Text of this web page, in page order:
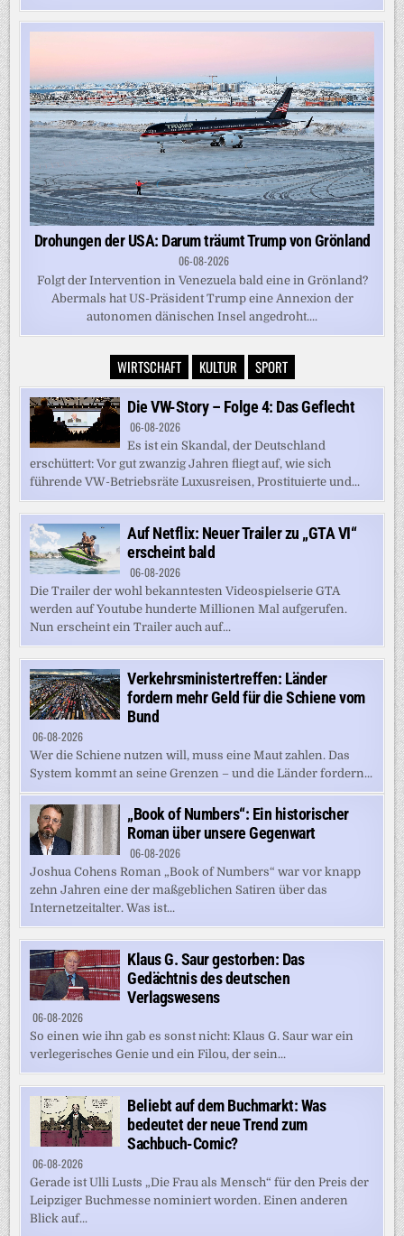
Drohungen der USA: Darum träumt Trump von Grönland
06-08-2026
Folgt der Intervention in Venezuela bald eine in Grönland?
Abermals hat US-Präsident Trump eine Annexion der
autonomen dänischen Insel angedroht....
WIRTSCHAFT KULTUR SPORT
Die VW-Story – Folge 4: Das Geflecht
06-08-2026
Es ist ein Skandal, der Deutschland
erschüttert: Vor gut zwanzig Jahren fliegt auf, wie sich
führende VW-Betriebsräte Luxusreisen, Prostituierte und...
Auf Netflix: Neuer Trailer zu „GTA VI“
erscheint bald
06-08-2026
Die Trailer der wohl bekanntesten Videospielserie GTA
werden auf Youtube hunderte Millionen Mal aufgerufen.
Nun erscheint ein Trailer auch auf...
Verkehrsministertreffen: Länder
fordern mehr Geld für die Schiene vom
Bund
06-08-2026
Wer die Schiene nutzen will, muss eine Maut zahlen. Das
System kommt an seine Grenzen – und die Länder fordern...
„Book of Numbers“: Ein historischer
Roman über unsere Gegenwart
06-08-2026
Joshua Cohens Roman „Book of Numbers“ war vor knapp
zehn Jahren eine der maßgeblichen Satiren über das
Internetzeitalter. Was ist...
Klaus G. Saur gestorben: Das
Gedächtnis des deutschen
Verlagswesens
06-08-2026
So einen wie ihn gab es sonst nicht: Klaus G. Saur war ein
verlegerisches Genie und ein Filou, der sein...
Beliebt auf dem Buchmarkt: Was
bedeutet der neue Trend zum
Sachbuch-Comic?
06-08-2026
Gerade ist Ulli Lusts „Die Frau als Mensch“ für den Preis der
Leipziger Buchmesse nominiert worden. Einen anderen
Blick auf...